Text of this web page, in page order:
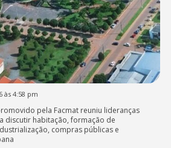
às 4:58 pm
pela Facmat reuniu lideranças
discutir habitação, formação de
compras públicas e